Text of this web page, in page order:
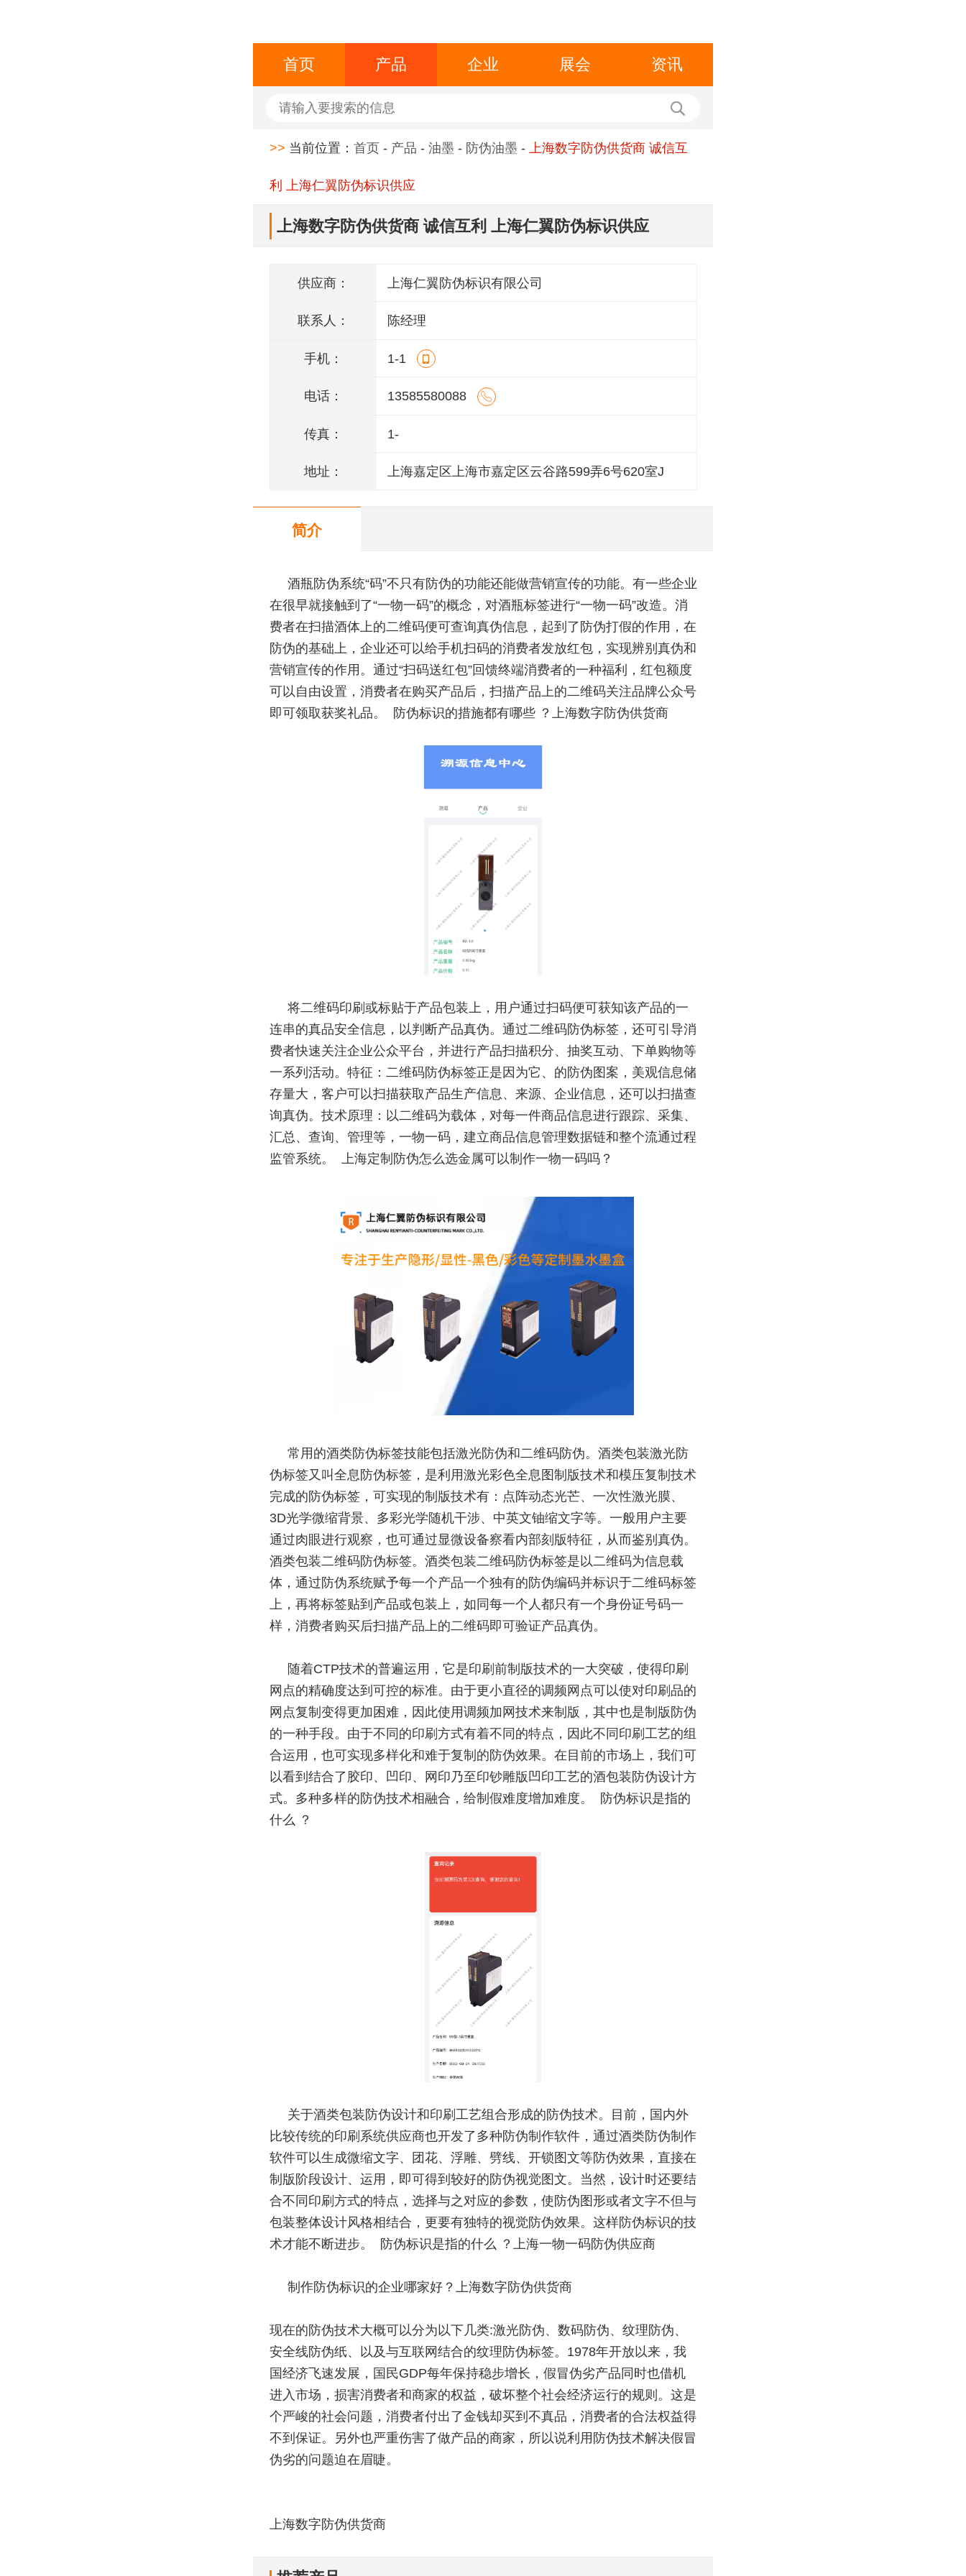
首页 产品 企业 展会 资讯
>> 当前位置： 首页 - 产品 - 油墨 - 防伪油墨 - 上海数字防伪供货商 诚信互
利 上海仁翼防伪标识供应
上海数字防伪供货商 诚信互利 上海仁翼防伪标识供应
供应商： 上海仁翼防伪标识有限公司
联系人： 陈经理
手机： 1-1
电话： 13585580088
传真： 1-
地址： 上海嘉定区上海市嘉定区云谷路599弄6号620室J
简介
酒瓶防伪系统“码”不只有防伪的功能还能做营销宣传的功能。有一些企业
在很早就接触到了“一物一码”的概念，对酒瓶标签进行“一物一码”改造。消
费者在扫描酒体上的二维码便可查询真伪信息，起到了防伪打假的作用，在
防伪的基础上，企业还可以给手机扫码的消费者发放红包，实现辨别真伪和
营销宣传的作用。通过“扫码送红包”回馈终端消费者的一种福利，红包额度
可以自由设置，消费者在购买产品后，扫描产品上的二维码关注品牌公众号
即可领取获奖礼品。 防伪标识的措施都有哪些 ？上海数字防伪供货商
将二维码印刷或标贴于产品包装上，用户通过扫码便可获知该产品的一
连串的真品安全信息，以判断产品真伪。通过二维码防伪标签，还可引导消
费者快速关注企业公众平台，并进行产品扫描积分、抽奖互动、下单购物等
一系列活动。特征：二维码防伪标签正是因为它、的防伪图案，美观信息储
存量大，客户可以扫描获取产品生产信息、来源、企业信息，还可以扫描查
询真伪。技术原理：以二维码为载体，对每一件商品信息进行跟踪、采集、
汇总、查询、管理等，一物一码，建立商品信息管理数据链和整个流通过程
监管系统。 上海定制防伪怎么选金属可以制作一物一码吗？
常用的酒类防伪标签技能包括激光防伪和二维码防伪。酒类包装激光防
伪标签又叫全息防伪标签，是利用激光彩色全息图制版技术和模压复制技术
完成的防伪标签，可实现的制版技术有：点阵动态光芒、一次性激光膜、
3D光学微缩背景、多彩光学随机干涉、中英文铀缩文字等。一般用户主要
通过肉眼进行观察，也可通过显微设备察看内部刻版特征，从而鉴别真伪。
酒类包装二维码防伪标签。酒类包装二维码防伪标签是以二维码为信息载
体，通过防伪系统赋予每一个产品一个独有的防伪编码并标识于二维码标签
上，再将标签贴到产品或包装上，如同每一个人都只有一个身份证号码一
样，消费者购买后扫描产品上的二维码即可验证产品真伪。
随着CTP技术的普遍运用，它是印刷前制版技术的一大突破，使得印刷
网点的精确度达到可控的标准。由于更小直径的调频网点可以使对印刷品的
网点复制变得更加困难，因此使用调频加网技术来制版，其中也是制版防伪
的一种手段。由于不同的印刷方式有着不同的特点，因此不同印刷工艺的组
合运用，也可实现多样化和难于复制的防伪效果。在目前的市场上，我们可
以看到结合了胶印、凹印、网印乃至印钞雕版凹印工艺的酒包装防伪设计方
式。多种多样的防伪技术相融合，给制假难度增加难度。 防伪标识是指的
什么 ？
关于酒类包装防伪设计和印刷工艺组合形成的防伪技术。目前，国内外
比较传统的印刷系统供应商也开发了多种防伪制作软件，通过酒类防伪制作
软件可以生成微缩文字、团花、浮雕、劈线、开锁图文等防伪效果，直接在
制版阶段设计、运用，即可得到较好的防伪视觉图文。当然，设计时还要结
合不同印刷方式的特点，选择与之对应的参数，使防伪图形或者文字不但与
包装整体设计风格相结合，更要有独特的视觉防伪效果。这样防伪标识的技
术才能不断进步。 防伪标识是指的什么 ？上海一物一码防伪供应商
制作防伪标识的企业哪家好？上海数字防伪供货商
现在的防伪技术大概可以分为以下几类:激光防伪、数码防伪、纹理防伪、
安全线防伪纸、以及与互联网结合的纹理防伪标签。1978年开放以来，我
国经济飞速发展，国民GDP每年保持稳步增长，假冒伪劣产品同时也借机
进入市场，损害消费者和商家的权益，破坏整个社会经济运行的规则。这是
个严峻的社会问题，消费者付出了金钱却买到不真品，消费者的合法权益得
不到保证。另外也严重伤害了做产品的商家，所以说利用防伪技术解决假冒
伪劣的问题迫在眉睫。
上海数字防伪供货商